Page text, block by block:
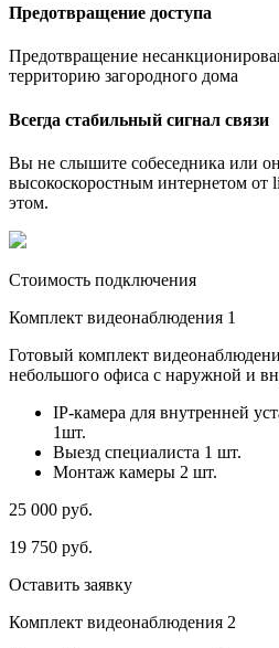
Предотвращение доступа
Предотвращение
территорию загородного дома
Всегда стабильный сигнал связи
Вы не слышите собеседника или
высокоскоростным интернетом от
этом.
Стоимость подключения
Комплект видеонаблюдения 1
Готовый комплект
небольшого офиса с наружной и
IP-камера для внутренней
1шт.
Выезд специалиста 1 шт.
Монтаж камеры 2 шт.
25 000 руб.
19 750 руб.
Оставить заявку
Комплект видеонаблюдения 2